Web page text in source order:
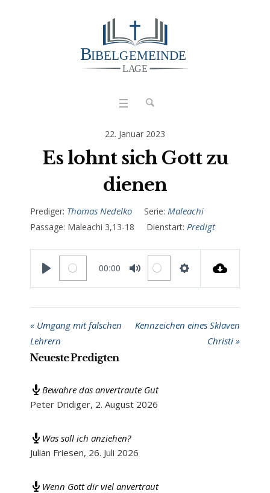
22. Januar 2023
Es lohnt sich Gott zu
dienen
Prediger: Thomas Nedelko Serie: Maleachi
Passage: Maleachi 3,13-18 Dienstart: Predigt
PLAY
00:00
MUTE
« Umgang mit falschen
Lehrern
Kennzeichen eines Sklaven
Christi »
Neueste Predigten
Bewahre das anvertraute Gut
Peter Dridiger, 2. August 2026
Was soll ich anziehen?
Julian Friesen, 26. Juli 2026
Wenn Gott dir viel anvertraut